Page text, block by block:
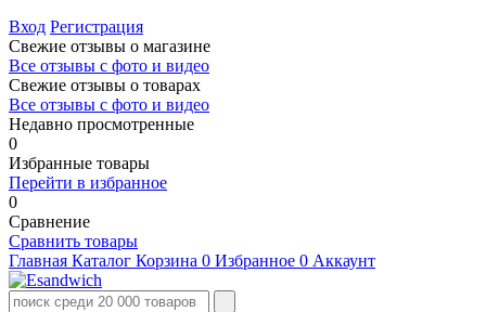
Вход Регистрация
Свежие отзывы о магазине
Все отзывы с фото и видео
Свежие отзывы о товарах
Все отзывы c фото и видео
Недавно просмотренные
0
Избранные товары
Перейти в избранное
0
Сравнение
Сравнить товары
Главная Каталог Корзина 0 Избранное 0 Аккаунт